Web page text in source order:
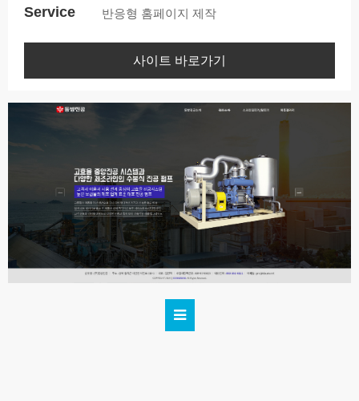
Service 반응형 홈페이지 제작
사이트 바로가기